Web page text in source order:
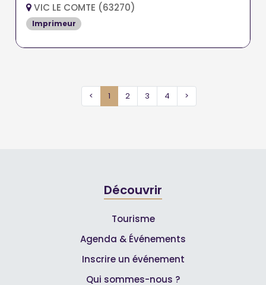
VIC LE COMTE (63270)
Imprimeur
< 1 2 3 4 >
Découvrir
Tourisme
Agenda & Événements
Inscrire un événement
Qui sommes-nous ?